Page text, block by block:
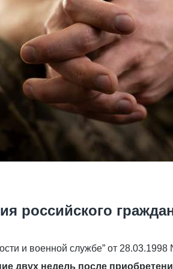
российского
и военной службе” от
двух недель после